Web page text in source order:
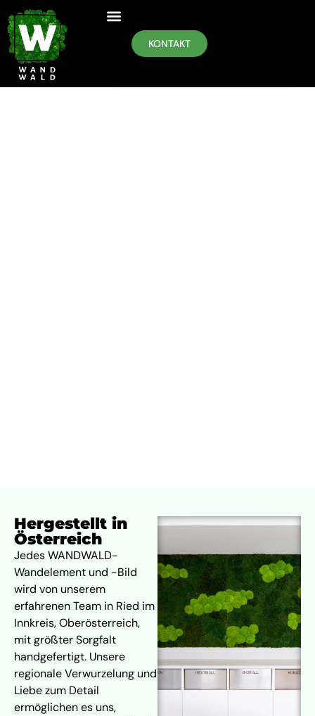
KONTAKT
Hergestellt in
Österreich
Jedes WANDWALD-
Wandelement und -Bild
wird von unserem
erfahrenen Team in Ried im
Innkreis, Oberösterreich,
mit größter Sorgfalt
handgefertigt. Unsere
regionale Verwurzelung und
Liebe zum Detail
ermöglichen es uns,